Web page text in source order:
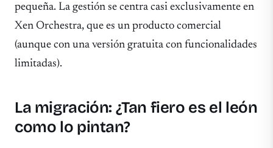
pequeña. La gestión se centra casi exclusivamente en
Xen Orchestra, que es un producto comercial
(aunque con una versión gratuita con funcionalidades
limitadas).
La migración: ¿Tan fiero es el león
como lo pintan?